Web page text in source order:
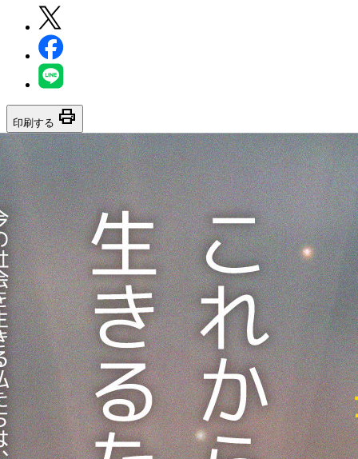
印刷する print